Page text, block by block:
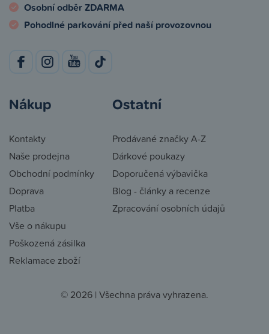
Osobní odběr ZDARMA
Pohodlné parkování před naší provozovnou
Nákup
Kontakty
Naše prodejna
Obchodní podmínky
Doprava
Platba
Vše o nákupu
Poškozená zásilka
Reklamace zboží
Ostatní
Prodávané značky A-Z
Dárkové poukazy
Doporučená výbavička
Blog - články a recenze
Zpracování osobních údajů
© 2026 | Všechna práva vyhrazena.